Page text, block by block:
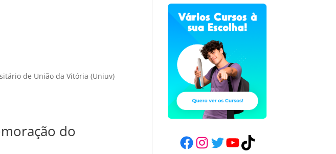
de União da Vitória (Uniuv)
do
Facebook
Instagram
Twitter
YouTube
TikTok